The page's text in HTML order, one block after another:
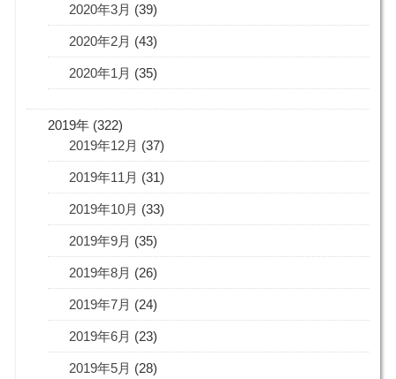
2020年3月 (39)
2020年2月 (43)
2020年1月 (35)
2019年 (322)
2019年12月 (37)
2019年11月 (31)
2019年10月 (33)
2019年9月 (35)
2019年8月 (26)
2019年7月 (24)
2019年6月 (23)
2019年5月 (28)